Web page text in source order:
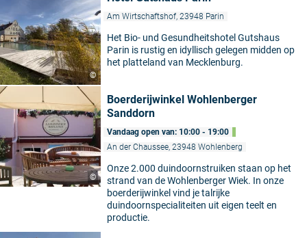
©
Am Wirtschaftshof, 23948 Parin
Het Bio- und Gesundheitshotel Gutshaus
Parin is rustig en idyllisch gelegen midden op
het platteland van Mecklenburg.
©
Boerderijwinkel Wohlenberger
Sanddorn
Vandaag open van: 10:00 - 19:00
An der Chaussee, 23948 Wohlenberg
Onze 2.000 duindoornstruiken staan op het
strand van de Wohlenberger Wiek. In onze
boerderijwinkel vind je talrijke
duindoornspecialiteiten uit eigen teelt en
productie.